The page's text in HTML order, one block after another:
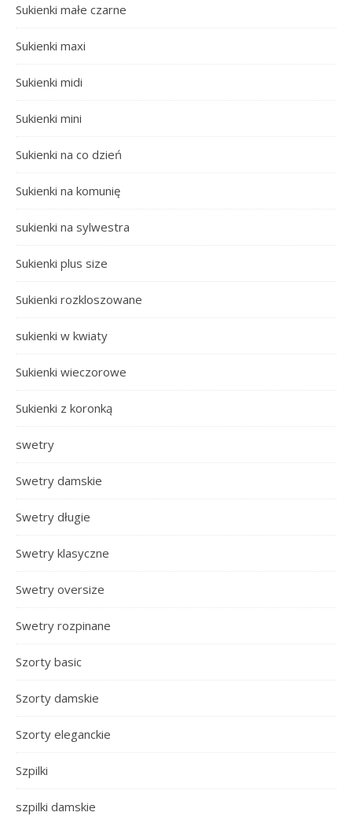
Sukienki małe czarne
Sukienki maxi
Sukienki midi
Sukienki mini
Sukienki na co dzień
Sukienki na komunię
sukienki na sylwestra
Sukienki plus size
Sukienki rozkloszowane
sukienki w kwiaty
Sukienki wieczorowe
Sukienki z koronką
swetry
Swetry damskie
Swetry długie
Swetry klasyczne
Swetry oversize
Swetry rozpinane
Szorty basic
Szorty damskie
Szorty eleganckie
Szpilki
szpilki damskie